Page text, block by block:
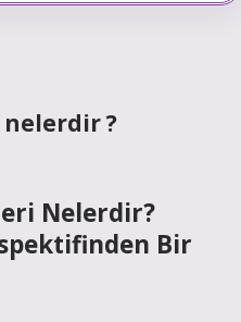
nelerdir ?
Nelerdir?
Bir